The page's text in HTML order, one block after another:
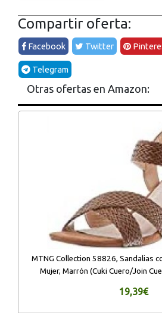
Compartir oferta:
Facebook Twitter
Telegram
Otras ofertas en Amazon:
MTNG Collection 58826, Sandalias
Mujer, Marrón (Cuki Cuero/Join
19,39€